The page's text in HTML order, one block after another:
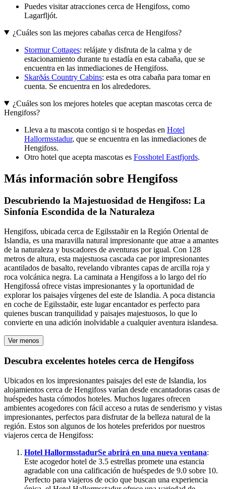
Puedes visitar atracciones cerca de Hengifoss, como
Lagarfljót.
¿Cuáles son las mejores cabañas cerca de Hengifoss?
Stormur Cottages: relájate y disfruta de la calma y de
estacionamiento durante tu estadía en esta cabaña, que se
encuentra en las inmediaciones de Hengifoss.
Skarðás Country Cabins: esta es otra cabaña para tomar en
cuenta. Se encuentra en los alrededores.
¿Cuáles son los mejores hoteles que aceptan mascotas cerca de
Hengifoss?
Lleva a tu mascota contigo si te hospedas en Hotel
Hallormsstadur, que se encuentra en las inmediaciones de
Hengifoss.
Otro hotel que acepta mascotas es Fosshotel Eastfjords.
Más información sobre Hengifoss
Descubriendo la Majestuosidad de Hengifoss: La
Sinfonía Escondida de la Naturaleza
Hengifoss, ubicada cerca de Egilsstaðir en la Región Oriental de
Islandia, es una maravilla natural impresionante que atrae a amantes
de la naturaleza y buscadores de aventuras por igual. Con 128
metros de altura, esta majestuosa cascada cae por impresionantes
acantilados de basalto, revelando vibrantes capas de arcilla roja y
roca volcánica negra. La caminata a Hengifoss a lo largo del río
Hengifossá ofrece vistas impresionantes y la oportunidad de
explorar los paisajes vírgenes del este de Islandia. A poca distancia
en coche de Egilsstaðir, este lugar encantador es perfecto para
quienes buscan tranquilidad y paisajes majestuosos, lo que lo
convierte en una adición inolvidable a cualquier aventura islandesa.
Ver menos
Descubra excelentes hoteles cerca de Hengifoss
Ubicados en los impresionantes paisajes del este de Islandia, los
alojamientos cerca de Hengifoss varían desde encantadoras casas de
huéspedes hasta cómodos hoteles. Muchos lugares ofrecen
ambientes acogedores con fácil acceso a rutas de senderismo y vistas
impresionantes, perfectos para disfrutar de la belleza natural de la
región. Estos son algunos de los hoteles preferidos por nuestros
viajeros cerca de Hengifoss:
Hotel HallormsstadurSe abrirá en una nueva ventana:
Este acogedor hotel de 3.5 estrellas promete una estancia
agradable con una calificación de huéspedes de 9.0 sobre 10.
Perfecto para viajeros de ocio que buscan una experiencia